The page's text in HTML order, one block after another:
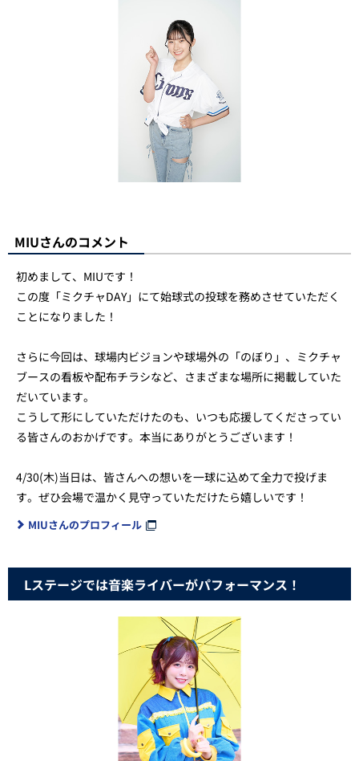
MIUさんのコメント
初めまして、MIUです！
この度「ミクチャDAY」にて始球式の投球を務めさせていただく
ことになりました！
さらに今回は、球場内ビジョンや球場外の「のぼり」、ミクチャ
ブースの看板や配布チラシなど、さまざまな場所に掲載していた
だいています。
こうして形にしていただけたのも、いつも応援してくださってい
る皆さんのおかげです。本当にありがとうございます！
4/30(木)当日は、皆さんへの想いを一球に込めて全力で投げま
す。ぜひ会場で温かく見守っていただけたら嬉しいです！
MIUさんのプロフィール
Lステージでは音楽ライバーがパフォーマンス！